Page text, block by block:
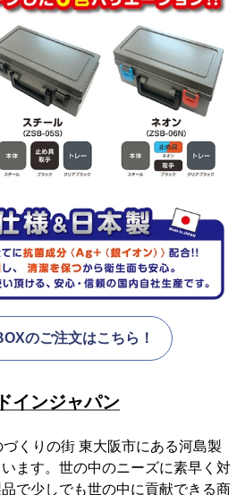
のご注文はこちら！
インジャパン
くりの街 東大阪市にある河島製
ます。世の中のニーズに素早く対
で少しでも世の中に貢献できる商